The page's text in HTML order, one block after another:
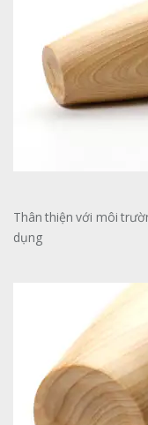
Thân thiện với môi
dụng